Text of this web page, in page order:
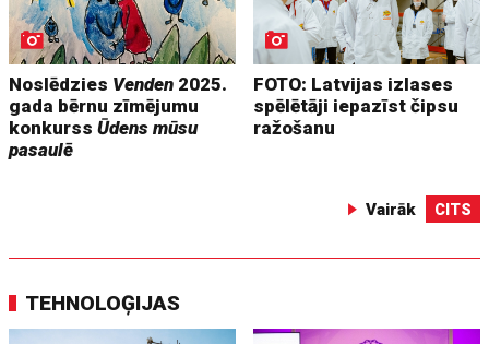
Noslēdzies Venden 2025.
gada bērnu zīmējumu
konkurssŪdens mūsu
pasaulē
FOTO: Latvijas izlases
spēlētāji iepazīst čipsu
ražošanu
Vairāk CITS
TEHNOLOĢIJAS